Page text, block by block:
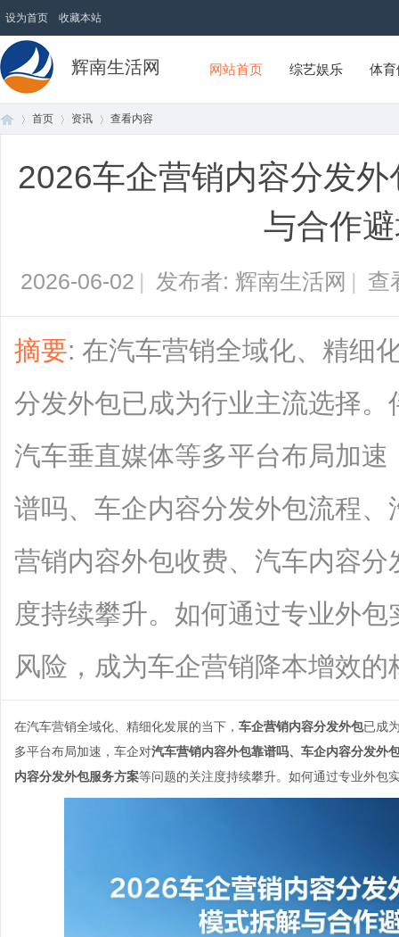
设为首页 收藏本站
辉南生活网 网站首页 综艺娱乐 体
首页 资讯 查看内容
2026车企营销内容分发
与合作
2026-06-02 | 发布者: 辉南生活网 | 查
摘要: 在汽车营销全域化、精细
分发外包已成为行业主流选择
汽车垂直媒体等多平台布局加
谱吗、车企内容分发外包流程
营销内容外包收费、汽车内容
度持续攀升。如何通过专业外
风险，成为车企营销降本增效
在汽车营销全域化、精细化发展的当下， 车企营销内容分发外包已成
多平台布局加速，车企对汽车营销内容外包靠谱吗、车企内容分发外
内容分发外包服务方案等问题的关注度持续攀升。如何通过专业外包